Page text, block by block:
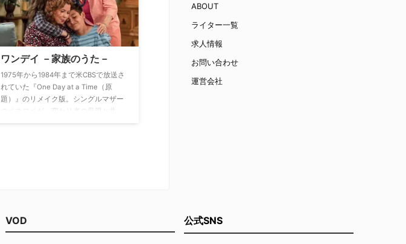
ワンデイ －家族のうた－
1975年から1984年まで米CBSで放送さ
れていた『One Day at a Time（原
題）』のリメイク版。シングルマザー
のペネロペが、変わり者の母親と共
ABOUT
ライター一覧
求人情報
お問い合わせ
運営会社
VOD 公式SNS